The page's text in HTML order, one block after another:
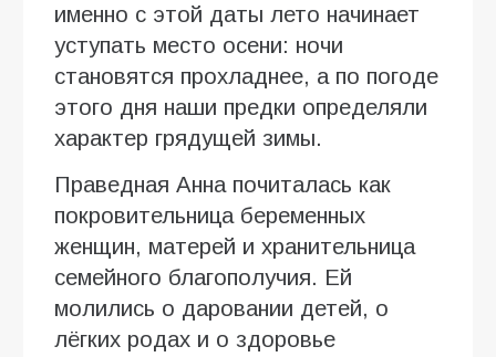
именно с этой даты лето начинает
уступать место осени: ночи
становятся прохладнее, а по погоде
этого дня наши предки определяли
характер грядущей зимы.
Праведная Анна почиталась как
покровительница беременных
женщин, матерей и хранительница
семейного благополучия. Ей
молились о даровании детей, о
лёгких родах и о здоровье